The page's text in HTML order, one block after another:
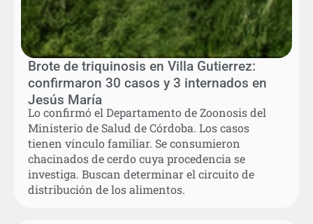
Brote de triquinosis en Villa Gutierrez:
confirmaron 30 casos y 3 internados en
Jesús María
Lo confirmó el Departamento de Zoonosis del
Ministerio de Salud de Córdoba. Los casos
tienen vínculo familiar. Se consumieron
chacinados de cerdo cuya procedencia se
investiga. Buscan determinar el circuito de
distribución de los alimentos.